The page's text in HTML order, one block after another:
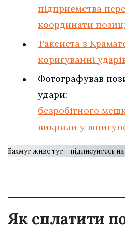
підприємства
координати
Таксиста з
коригуванні
Фотографував
удари:
безробітного
викрили у
Бахмут живе тут – підписуйтесь
Як сплатити